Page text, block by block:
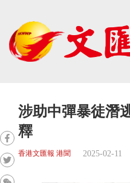
涉助中彈暴徒潛
釋
香港文匯報 港聞 2025-02-11